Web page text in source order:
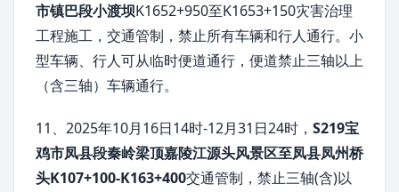
市镇巴段小渡坝K1652+950至K1653+150灾害治理
工程施工，交通管制，禁止所有车辆和行人通行。小
型车辆、行人可从临时便道通行，便道禁止三轴以上
（含三轴）车辆通行。
11、2025年10月16日14时-12月31日24时， S219宝
鸡市凤县段秦岭梁顶嘉陵江源头风景区至凤县凤州桥
头K107+100-K163+400交通管制，禁止三轴(含)以